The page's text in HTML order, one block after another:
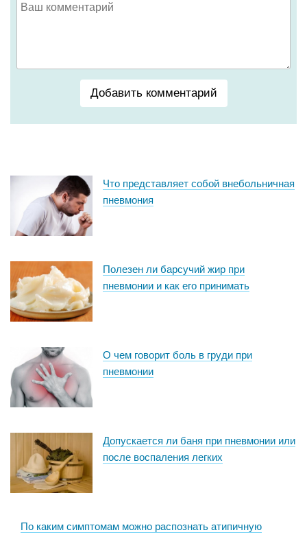
Добавить комментарий
Что представляет собой внебольничная
пневмония
Полезен ли барсучий жир при
пневмонии и как его принимать
О чем говорит боль в груди при
пневмонии
Допускается ли баня при пневмонии или
после воспаления легких
По каким симптомам можно распознать атипичную